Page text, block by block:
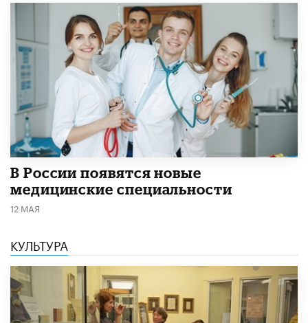
В России появятся новые
медицинские специальности
12 МАЯ
КУЛЬТУРА